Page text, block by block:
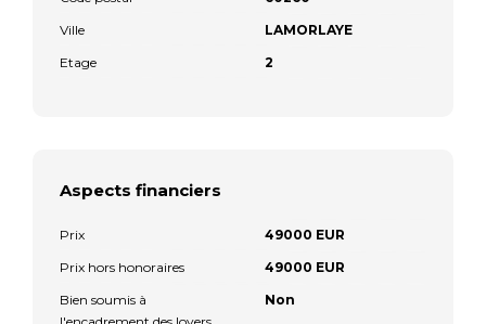
Ville
LAMORLAYE
Etage
2
Aspects financiers
Prix
49000 EUR
Prix hors honoraires
49000 EUR
Bien soumis à
l'encadrement des loyers
Non